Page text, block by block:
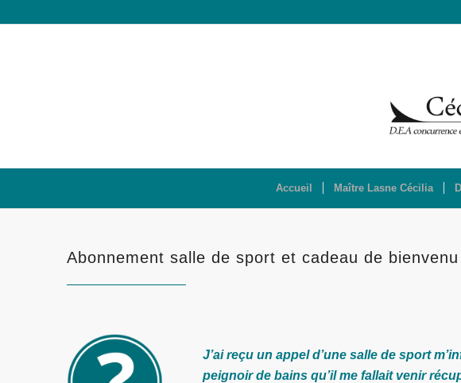
Accueil Maître Lasne Cécilia
Abonnement salle de sport et cadeau de bienvenu
J’ai reçu un appel d’une salle de sport
peignoir de bains qu’il me fallait venir